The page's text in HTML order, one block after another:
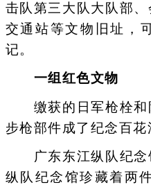
击队第三大队大队部、
交通站等文物旧址，
记。
一组红色文物
缴获的日军枪栓和
步枪部件成了纪念百花
广东东江纵队纪念
纵队纪念馆珍藏着两